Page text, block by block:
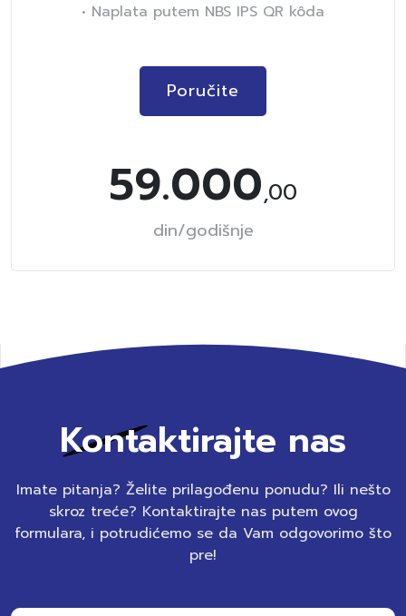
• Naplata putem NBS IPS QR kôda
Poručite
59.000,00
din/godišnje
Kontaktirajte nas
Imate pitanja? Želite prilagođenu ponudu? Ili nešto
skroz treće? Kontaktirajte nas putem ovog
formulara, i potrudićemo se da Vam odgovorimo što
pre!